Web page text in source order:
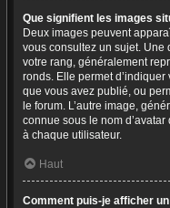
Que signifient les images
Deux images peuvent
vous consultez un sujet. Une
votre rang, généralement
ronds. Elle permet
que vous avez publié, ou
le forum. L’autre image,
connue sous le nom
à chaque utilisateur.
Haut
Comment puis-je afficher